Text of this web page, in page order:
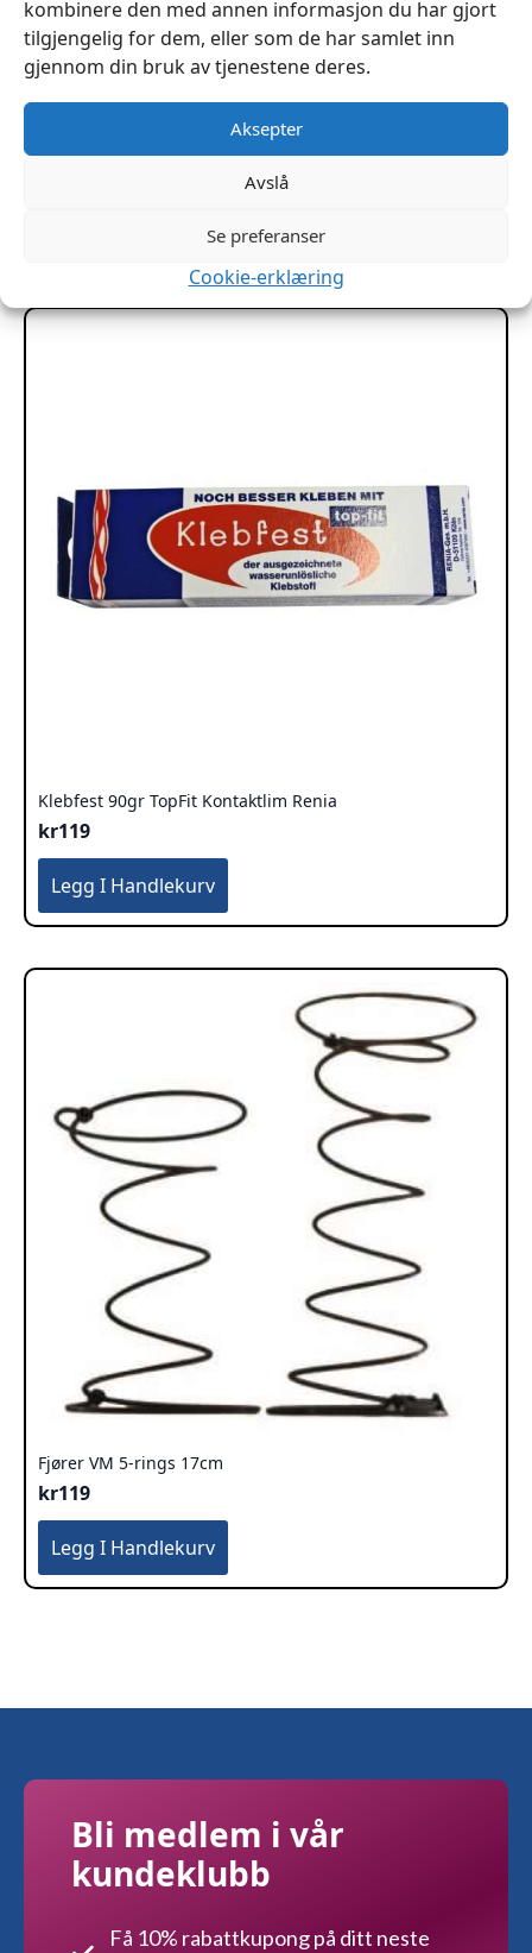
kombinere den med annen informasjon du har gjort
tilgjengelig for dem, eller som de har samlet inn
gjennom din bruk av tjenestene deres.
Aksepter
Avslå
Se preferanser
Cookie-erklæring
Legg I Handlekurv
Klebfest 90gr TopFit Kontaktlim Renia
kr119
Legg I Handlekurv
Fjører VM 5-rings 17cm
kr119
Legg I Handlekurv
Bli medlem i vår
kundeklubb
Få 10% rabattkupong på ditt neste